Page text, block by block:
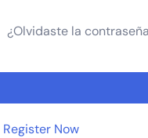
¿Olvidaste la
Register Now